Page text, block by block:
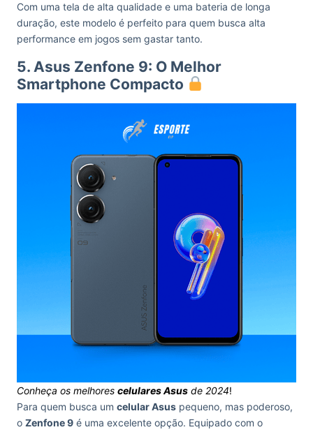
Com uma tela de alta qualidade e uma bateria de longa
duração, este modelo é perfeito para quem busca alta
performance em jogos sem gastar tanto.
5. Asus Zenfone 9: O Melhor
Smartphone Compacto
Conheça os melhores celulares Asus de 2024!
Para quem busca um celular Asus pequeno, mas poderoso,
o Zenfone 9 é uma excelente opção. Equipado com o